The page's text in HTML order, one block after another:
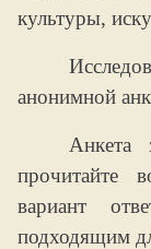
культуры,
анонимной
Анкета
прочитайте
вариант
подходящим